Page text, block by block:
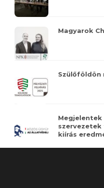
Magyarok
Szülőföldön
Megjelentek
kiírás